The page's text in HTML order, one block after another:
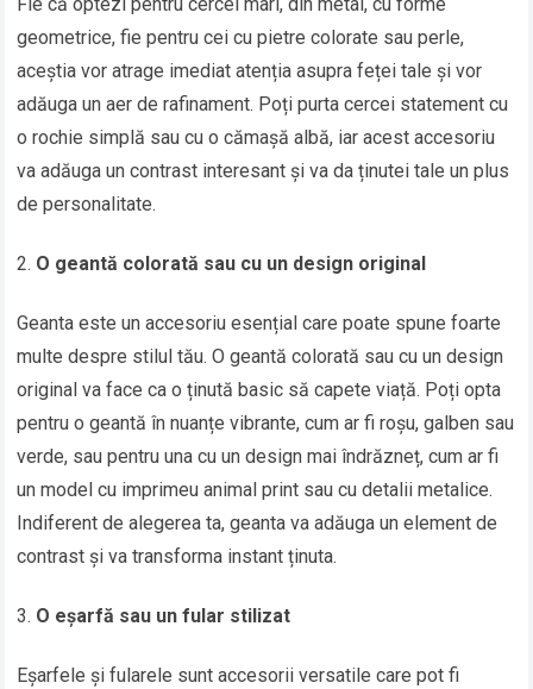
Fie că optezi pentru cercei mari, din metal, cu forme
geometrice, fie pentru cei cu pietre colorate sau perle,
aceștia vor atrage imediat atenția asupra feței tale și vor
adăuga un aer de rafinament. Poți purta cercei statement cu
o rochie simplă sau cu o cămașă albă, iar acest accesoriu
va adăuga un contrast interesant și va da ținutei tale un plus
de personalitate.
O geantă colorată sau cu un design original
Geanta este un accesoriu esențial care poate spune foarte
multe despre stilul tău. O geantă colorată sau cu un design
original va face ca o ținută basic să capete viață. Poți opta
pentru o geantă în nuanțe vibrante, cum ar fi roșu, galben sau
verde, sau pentru una cu un design mai îndrăzneț, cum ar fi
un model cu imprimeu animal print sau cu detalii metalice.
Indiferent de alegerea ta, geanta va adăuga un element de
contrast și va transforma instant ținuta.
O eșarfă sau un fular stilizat
Eșarfele și fularele sunt accesorii versatile care pot fi